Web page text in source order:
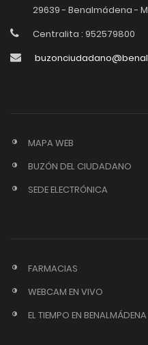
29639 - Benalmádena -
Centralita : 952579800
MAPA WEB
BUZÓN DEL CIUDADANO
SEDE ELECTRÓNICA
FARMACIAS
WEBCAM EN VIVO
EL TIEMPO EN BENALMÁDENA